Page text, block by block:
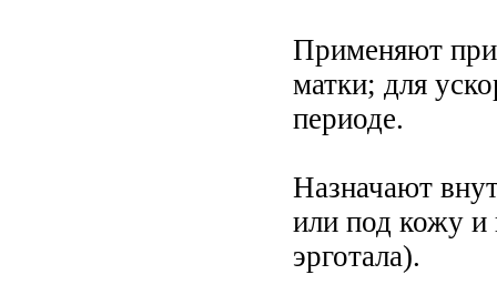
Применяют при
матки; для
периоде.
Назначают
или под кожу
эрготала).